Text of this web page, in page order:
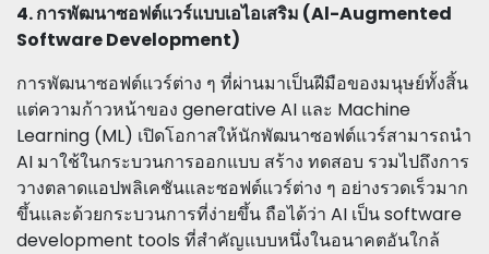
4. การพัฒนาซอฟต์แวร์แบบเอไอเสริม (Al-Augmented
Software Development)
การพัฒนาซอฟต์แวร์ต่าง ๆ ที่ผ่านมาเป็นฝีมือของมนุษย์ทั้งสิ้น
แต่ความก้าวหน้าของ generative AI และ Machine
Learning (ML) เปิดโอกาสให้นักพัฒนาซอฟต์แวร์สามารถนำ
AI มาใช้ในกระบวนการออกแบบ สร้าง ทดสอบ รวมไปถึงการ
วางตลาดแอปพลิเคชันและซอฟต์แวร์ต่าง ๆ อย่างรวดเร็วมาก
ขึ้นและด้วยกระบวนการที่ง่ายขึ้น ถือได้ว่า AI เป็น software
development tools ที่สำคัญแบบหนึ่งในอนาคตอันใกล้